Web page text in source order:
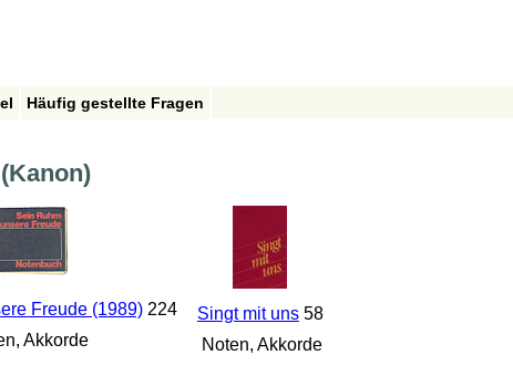
Häufig gestellte Fragen
Freude (1989)224
Akkorde
Singt mit uns58
Noten, Akkorde